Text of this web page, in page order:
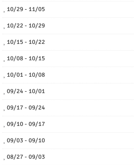
10/29 - 11/05
10/22 - 10/29
10/15 - 10/22
10/08 - 10/15
10/01 - 10/08
09/24 - 10/01
09/17 - 09/24
09/10 - 09/17
09/03 - 09/10
08/27 - 09/03